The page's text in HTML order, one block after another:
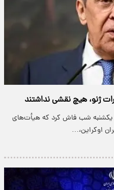
ژنو، هیچ نقشی نداشتند
یکشنبه شب فاش کرد که هیأت‌های
اوکراین،…